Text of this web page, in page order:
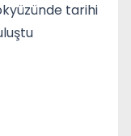
tarihi